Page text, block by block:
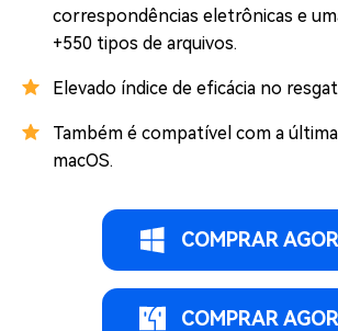
correspondências eletrônicas e
+550 tipos de arquivos.
Elevado índice de eficácia no
Também é compatível com a
macOS.
COMPRAR
COMPRAR